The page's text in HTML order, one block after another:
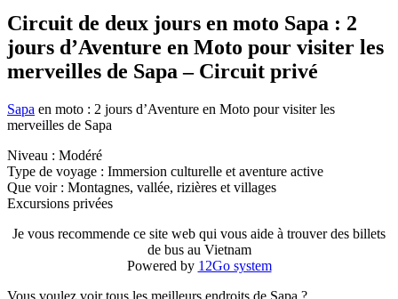
Circuit de deux jours en moto Sapa : 2
jours d’Aventure en Moto pour visiter les
merveilles de Sapa – Circuit privé
Sapa en moto : 2 jours d’Aventure en Moto pour visiter les
merveilles de Sapa
Niveau : Modéré
Type de voyage : Immersion culturelle et aventure active
Que voir : Montagnes, vallée, rizières et villages
Excursions privées
Je vous recommende ce site web qui vous aide à trouver des billets
de bus au Vietnam
Powered by 12Go system